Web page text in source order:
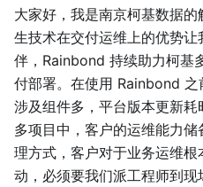
大家好，我是南京柯基数据
生技术在交付运维上的优势
伴，Rainbond 持续助力柯基
付部署。在使用 Rainbond 之
涉及组件多，平台版本更新
多项目中，客户的运维能力
理方式，客户对于业务运维
动，必须要我们派工程师到